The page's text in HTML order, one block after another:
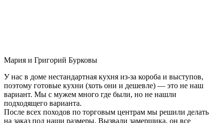
Мария и Григорий Бурковы
У нас в доме нестандартная кухня из-за короба и выступов,
поэтому готовые кухни (хоть они и дешевле) — это не наш
вариант. Мы с мужем много где были, но не нашли
подходящего варианта.
После всех походов по торговым центрам мы решили делать
на заказ под наши размеры. Вызвали замерщика, он все